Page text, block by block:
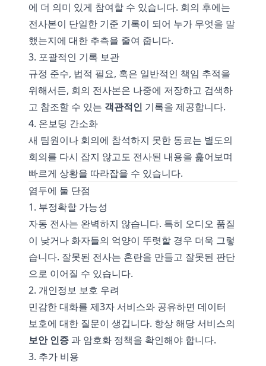
에 더 의미 있게 참여할 수 있습니다. 회의 후에는
전사본이 단일한 기준 기록이 되어 누가 무엇을 말
했는지에 대한 추측을 줄여 줍니다.
3. 포괄적인 기록 보관
규정 준수, 법적 필요, 혹은 일반적인 책임 추적을
위해서든, 회의 전사본은 나중에 저장하고 검색하
고 참조할 수 있는 객관적인 기록을 제공합니다.
4. 온보딩 간소화
새 팀원이나 회의에 참석하지 못한 동료는 별도의
회의를 다시 잡지 않고도 전사된 내용을 훑어보며
빠르게 상황을 따라잡을 수 있습니다.
염두에 둘 단점
1. 부정확할 가능성
자동 전사는 완벽하지 않습니다. 특히 오디오 품질
이 낮거나 화자들의 억양이 뚜렷할 경우 더욱 그렇
습니다. 잘못된 전사는 혼란을 만들고 잘못된 판단
으로 이어질 수 있습니다.
2. 개인정보 보호 우려
민감한 대화를 제3자 서비스와 공유하면 데이터
보호에 대한 질문이 생깁니다. 항상 해당 서비스의
보안 인증 과 암호화 정책을 확인해야 합니다.
3. 추가 비용